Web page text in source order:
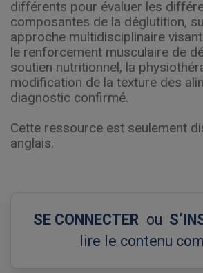
différents pour évaluer les
composantes de la déglutition,
approche multidisciplinaire
le renforcement musculaire de
soutien nutritionnel, la
modification de la texture des
diagnostic confirmé.
Cette ressource est seulement
anglais.
SE CONNECTER ou
lire le contenu